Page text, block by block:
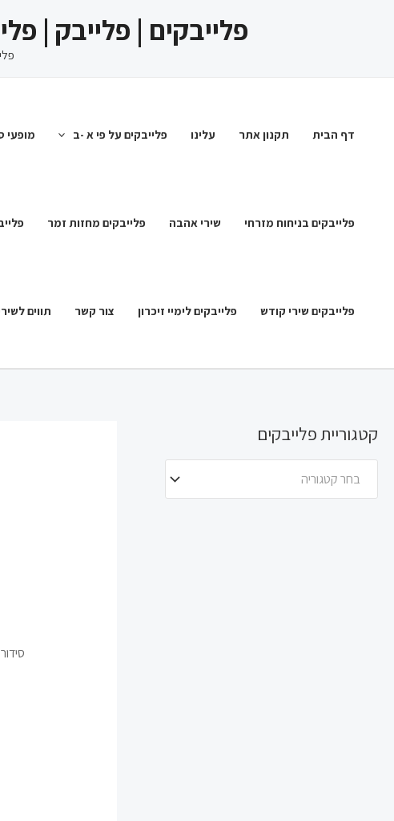
פלייבקים | פלייבק |
דף הבית תקנון אתר עלינו פלייבקים על פי א -ב מופעי
פלייבקים בניחוח מזרחי שירי אהבה פלייבקים מחזות זמר
פלייבקים שירי קודש פלייבקים לימיי זיכרון צור קשר תווים
קטגוריית פלייבקים
בחר קטגוריה